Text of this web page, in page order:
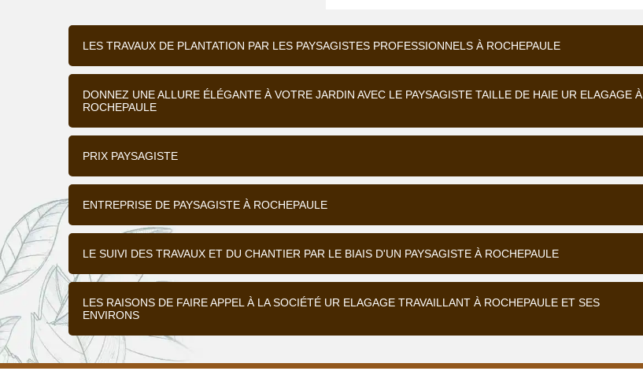
LES TRAVAUX DE PLANTATION PAR LES PAYSAGISTES PROFESSIONNELS À ROCHEPAULE
DONNEZ UNE ALLURE ÉLÉGANTE À VOTRE JARDIN AVEC LE PAYSAGISTE TAILLE DE HAIE UR ELAGAGE À
ROCHEPAULE
PRIX PAYSAGISTE
ENTREPRISE DE PAYSAGISTE À ROCHEPAULE
LE SUIVI DES TRAVAUX ET DU CHANTIER PAR LE BIAIS D'UN PAYSAGISTE À ROCHEPAULE
LES RAISONS DE FAIRE APPEL À LA SOCIÉTÉ UR ELAGAGE TRAVAILLANT À ROCHEPAULE ET SES
ENVIRONS